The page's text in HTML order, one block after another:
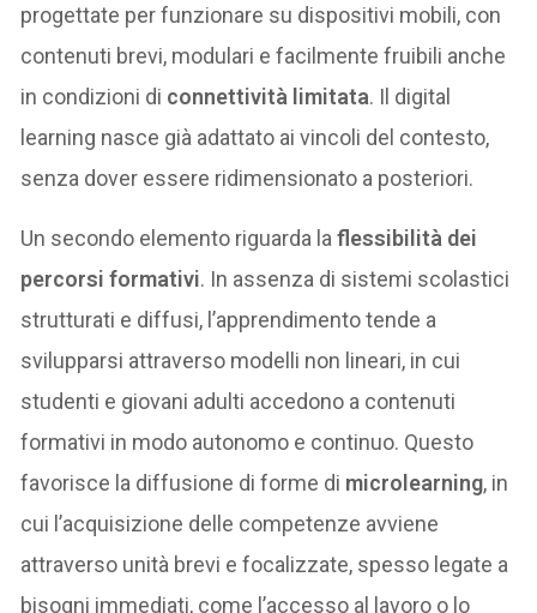
progettate per funzionare su dispositivi mobili, con
contenuti brevi, modulari e facilmente fruibili anche
in condizioni di connettività limitata. Il digital
learning nasce già adattato ai vincoli del contesto,
senza dover essere ridimensionato a posteriori.
Un secondo elemento riguarda laflessibilità dei
percorsi formativi. In assenza di sistemi scolastici
strutturati e diffusi, l’apprendimento tende a
svilupparsi attraverso modelli non lineari, in cui
studenti e giovani adulti accedono a contenuti
formativi in modo autonomo e continuo. Questo
favorisce la diffusione di forme di microlearning, in
cui l’acquisizione delle competenze avviene
attraverso unità brevi e focalizzate, spesso legate a
bisogni immediati, come l’accesso al lavoro o lo